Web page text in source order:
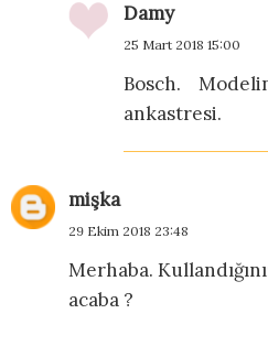
Damy
25 Mart 2018 15:00
Bosch.
ankastresi.
mişka
29 Ekim 2018 23:48
Merhaba.
acaba ?